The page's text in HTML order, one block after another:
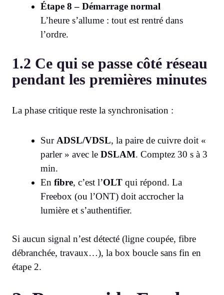
Étape 8 – Démarrage normal
L’heure s’allume : tout est rentré dans
l’ordre.
1.2 Ce qui se passe côté réseau
pendant les premières minutes
La phase critique reste la synchronisation :
Sur ADSL/VDSL, la paire de cuivre doit «
parler » avec le DSLAM. Comptez 30 s à 3
min.
En fibre, c’est l’OLT qui répond. La
Freebox (ou l’ONT) doit accrocher la
lumière et s’authentifier.
Si aucun signal n’est détecté (ligne coupée, fibre
débranchée, travaux…), la box boucle sans fin en
étape 2.